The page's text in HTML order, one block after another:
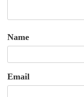
Name
Email